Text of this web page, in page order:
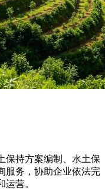
保持方案编制、水土保
服务，协助企业依法完
营。